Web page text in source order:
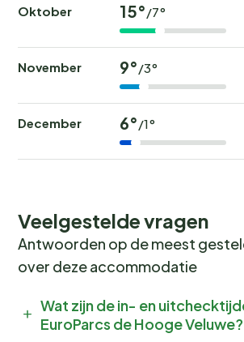
Oktober 15° /7°
November 9° /3°
December 6° /1°
Veelgestelde vragen
Antwoorden op de meest
over deze accommodatie
Wat zijn de in- en
EuroParcs de Hooge Veluwe?